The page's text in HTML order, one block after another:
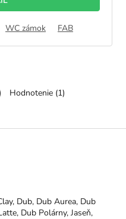
WC zámok FAB
Hodnotenie (1)
Dub, Dub Aurea, Dub
Dub Polárny, Jaseň,